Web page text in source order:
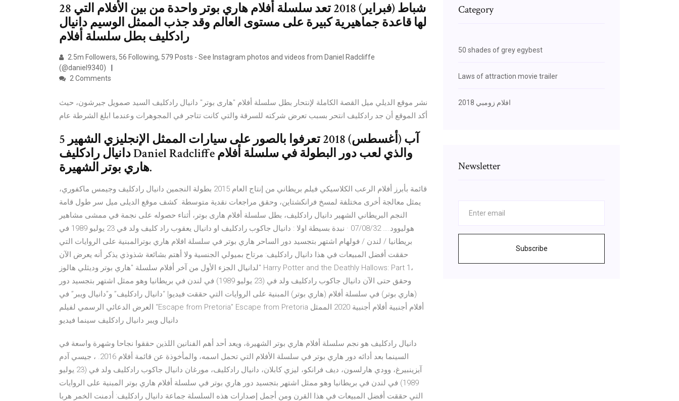
28 شباط (فبراير) 2018 تعد سلسلة أفلام هاري بوتر واحدة من بين الأفلام التي
لها قاعدة جماهيرية كبيرة على مستوى العالم وقد جذب الممثل الوسيم دانيال
2.5m Followers, 56 Following, 579 Posts - See Instagram photos and videos from Daniel Radcliffe
(@daniel9340)
2 Comments
نشر موقع الديلي ميل القصة الكاملة لإنتحار بطل سلسلة أفلام "هارى بوتر" دانيال رادكليف السيد صمويل جيرشون، حيث
أكد الموقع أن جد رادكليف انتحر بسبب تعرض شركته للسرقة والتي كانت تتاجر في المجوهرات وعندما ابلغ الشرطة عام
5 آب (أغسطس) 2018 تعرفوا بالصور على سيارات الممثل الإنجليزي الشهير
دانيال رادكليف Daniel Radcliffe والذي لعب دور البطولة في سلسلة أفلام
هاري بوتر الشهيرة.
قائمة بأبرز أفلام الرعب الكلاسيكي فيلم بريطاني من إنتاج العام 2015 بطولة النجمين دانيال رادكليف وجيمس ماكفوري،
يمثل معالجة أخرى مختلفة لمسخ فرانكشتاين، وحقق مراجعات نقدية متوسطة. كشف موقع الديلى ميل سر طول قامة
النجم البريطاني الشهير دانيال رادكليف، بطل سلسلة أفلام هارى بوتر، أثناء حصوله على نجمة في ممشى مشاهير
هوليوود.… 07/08/32 · نبدة بسيطة اولا : دانيال جاكوب رادكليف او دانيال يعقوب راد كليف ولد في 23 يوليو 1989 في
بريطانيا / لندن / فولهام اشتهر بتجسيد دور الساحر هاري بوتر في سلسلة افلام هاري بوترالمبنية على الروايات التي
حققت أفضل المبيعات في هذا دانيال رادكليف: مرتاح بميولي الجنسية ولا أهتم بشائعة شذوذي يذكر أنه يعرض الآن
لدانيال الجزء الأول من آخر أفلام سلسلة "هاري بوتر وديثلي هالوز" Harry Potter and the Deathly Hallows: Part 1،
وحقق حتى الآن دانيال جاكوب رادكليف ولد في (23 يوليو 1989) في لندن في بريطانيا وهو ممثل اشتهر بتجسيد دور
(هاري بوتر) في سلسلة أفلام (هاري بوتر) المبنية على الروايات التي حققت فيديو| “دانيال رادكليف” و”دانيال ويبر” في
العرض الدعائي الرسمي لفيلم “Escape from Pretoria” Escape from Pretoria أفلام أجنبية أفلام أجنبية 2020 الممثل
دانيال ويبر دانيال رادكليف سينما فيديو
دانيال رادكليف هو نجم سلسلة أفلام هاري بوتر الشهيرة، ويعد أحد أهم الفنانين اللذين حققوا نجاحا وشهرة واسعة في
السينما بعد أدائه دور هاري بوتر في سلسلة الأفلام التي تحمل اسمه، والمأخوذة عن قائمة أفلام 2016. ، جيسي آدم
آيزينبيرغ، وودي هارلسون، ديف فرانكو، ليزي كابلان، دانيال رادكليف، مورغان دانيال جاكوب رادكليف ولد في (23 يوليو
1989) في لندن في بريطانيا وهو ممثل اشتهر بتجسيد دور هاري بوتر في سلسلة أفلام هاري بوتر المبنية على الروايات
التي حققت أفضل المبيعات في هذا القرن ومن أجمل إصدارات هذه السلسلة جماعة دانيال رادكليف: أدمنت الخمر هربا
Category
50 shades of grey egybest
Laws of attraction movie trailer
افلام زومبي 2018
Newsletter
Subscribe